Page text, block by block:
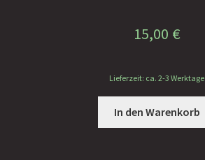
15,00 €
Lieferzeit: ca. 2-3 Werktage
In den Warenkorb